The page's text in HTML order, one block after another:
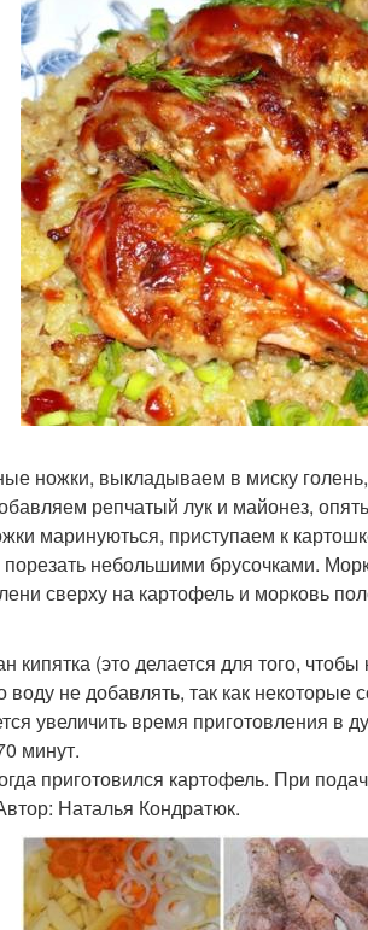
ножки, выкладываем в миску
репчатый лук и майонез,
маринуються, приступаем к
небольшими брусочками.
сверху на картофель и морковь
кипятка (это делается для того,
не добавлять, так как некоторые
увеличить время приготовления в
минут.
приготовился картофель. При
Наталья Кондратюк.